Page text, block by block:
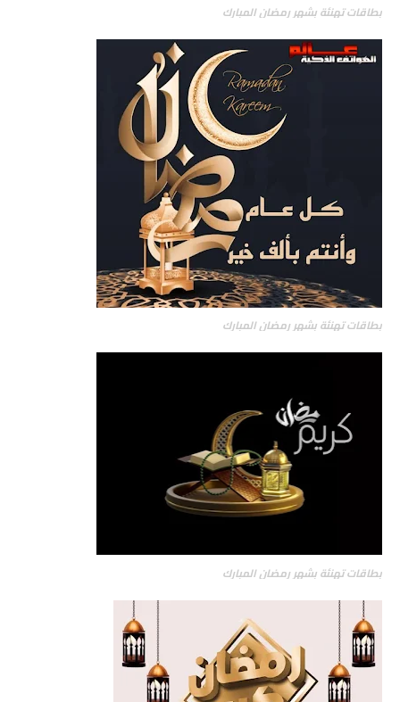
بطاقات تهنئة بشهر رمضان المبارك
بطاقات تهنئة بشهر رمضان المبارك
بطاقات تهنئة بشهر رمضان المبارك